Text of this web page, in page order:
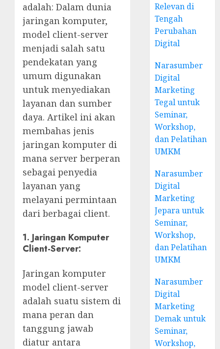
adalah: Dalam dunia
jaringan komputer,
model client-server
menjadi salah satu
pendekatan yang
umum digunakan
untuk menyediakan
layanan dan sumber
daya. Artikel ini akan
membahas jenis
jaringan komputer di
mana server berperan
sebagai penyedia
layanan yang
melayani permintaan
dari berbagai client.
1. Jaringan Komputer
Client-Server:
Jaringan komputer
model client-server
adalah suatu sistem di
mana peran dan
tanggung jawab
diatur antara
Relevan di
Tengah
Perubahan
Digital
Narasumber
Digital
Marketing
Tegal untuk
Seminar,
Workshop,
dan Pelatihan
UMKM
Narasumber
Digital
Marketing
Jepara untuk
Seminar,
Workshop,
dan Pelatihan
UMKM
Narasumber
Digital
Marketing
Demak untuk
Seminar,
Workshop,